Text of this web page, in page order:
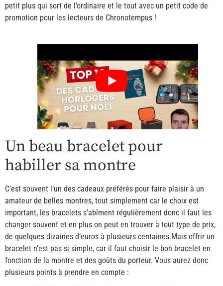
petit plus qui sort de l’ordinaire et le tout avec un petit code de
promotion pour les lecteurs de Chronotempus !
Un beau bracelet pour
habiller sa montre
C’est souvent l’un des cadeaux préférés pour faire plaisir à un
amateur de belles montres, tout simplement car le choix est
important, les bracelets s’abîment régulièrement donc il faut les
changer souvent et en plus on peut en trouver à tout type de prix,
de quelques dizaines d’euros à plusieurs centaines.Mais offrir un
bracelet n’est pas si simple, car il faut choisir le bon bracelet en
fonction de la montre et des goûts du porteur. Vous aurez donc
plusieurs points à prendre en compte :